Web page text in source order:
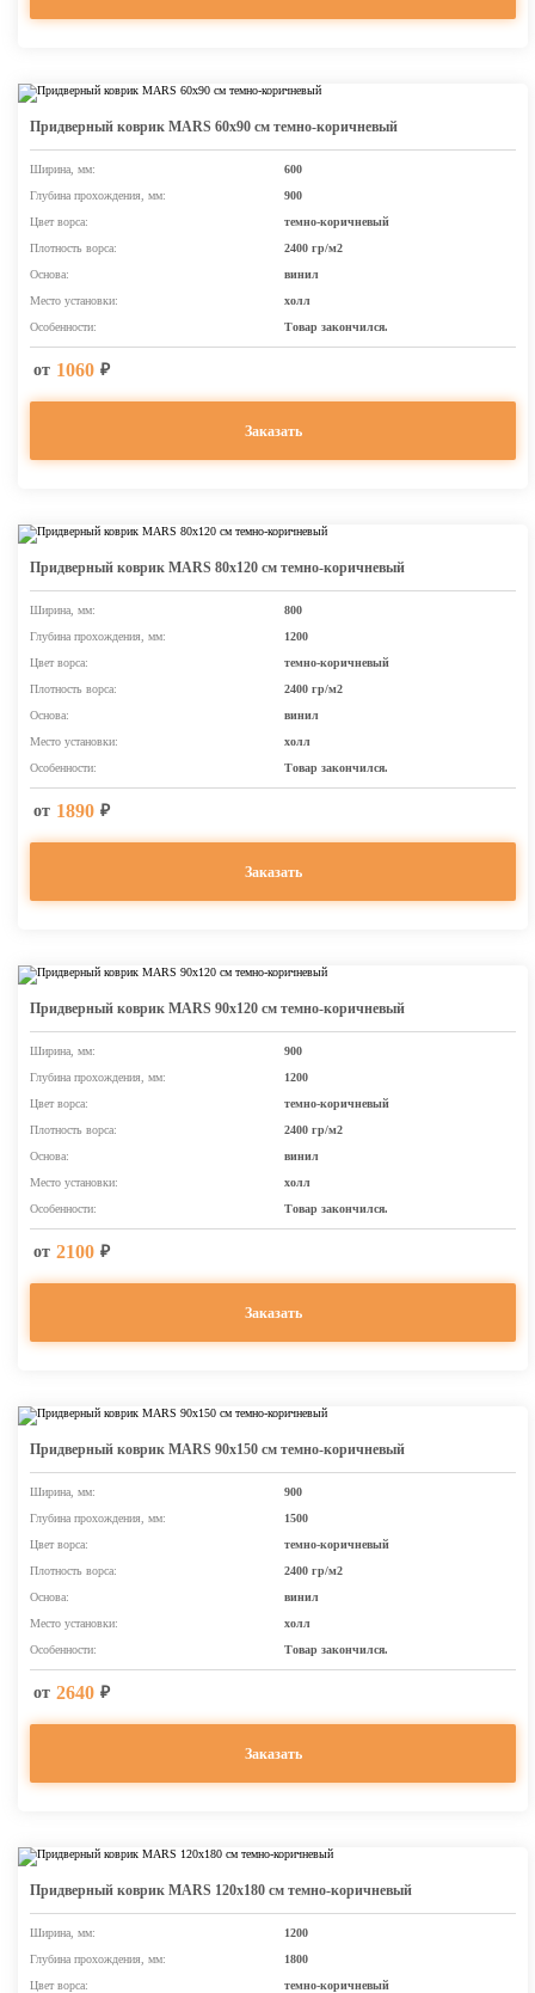
Придверный коврик MARS 60х90 см темно-коричневый
Ширина, мм:
600
Глубина прохождения, мм:
900
Цвет ворса:
темно-коричневый
Плотность ворса:
2400 гр/м2
Основа:
винил
Место установки:
холл
Особенности:
Товар закончился.
от 1060 ₽
Заказать
Придверный коврик MARS 80х120 см темно-коричневый
Ширина, мм:
800
Глубина прохождения, мм:
1200
Цвет ворса:
темно-коричневый
Плотность ворса:
2400 гр/м2
Основа:
винил
Место установки:
холл
Особенности:
Товар закончился.
от 1890 ₽
Заказать
Придверный коврик MARS 90х120 см темно-коричневый
Ширина, мм:
900
Глубина прохождения, мм:
1200
Цвет ворса:
темно-коричневый
Плотность ворса:
2400 гр/м2
Основа:
винил
Место установки:
холл
Особенности:
Товар закончился.
от 2100 ₽
Заказать
Придверный коврик MARS 90х150 см темно-коричневый
Ширина, мм:
900
Глубина прохождения, мм:
1500
Цвет ворса:
темно-коричневый
Плотность ворса:
2400 гр/м2
Основа:
винил
Место установки:
холл
Особенности:
Товар закончился.
от 2640 ₽
Заказать
Придверный коврик MARS 120х180 см темно-коричневый
Ширина, мм:
1200
Глубина прохождения, мм:
1800
Цвет ворса:
темно-коричневый